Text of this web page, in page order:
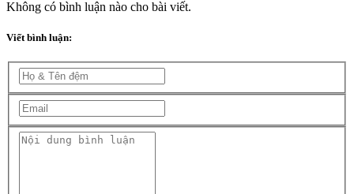
Không có bình luận nào cho bài viết.
Viết bình luận: